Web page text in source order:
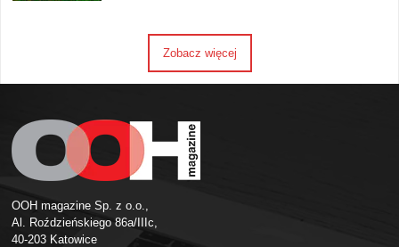
Zobacz więcej
OOH magazine Sp. z o.o.,
Al. Roździeńskiego 86a/IIIc,
40-203 Katowice